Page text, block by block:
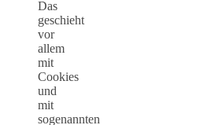
Das
geschieht
vor
allem
mit
Cookies
und
mit
sogenannten